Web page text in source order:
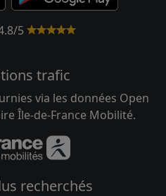
5
trafic
via les données Open
Île-de-France Mobilité.
recherchés